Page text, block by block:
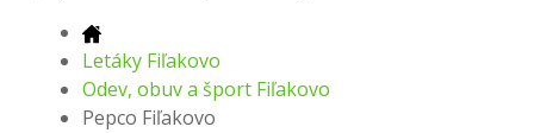
Letáky Fiľakovo
Odev, obuv a šport Fiľakovo
Pepco Fiľakovo